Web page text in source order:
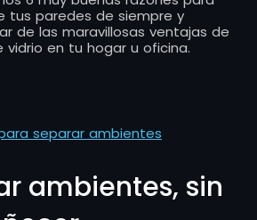
tus paredes de siempre y
de las maravillosas ventajas de
en tu hogar u oficina.
separar ambientes
ambientes, sin